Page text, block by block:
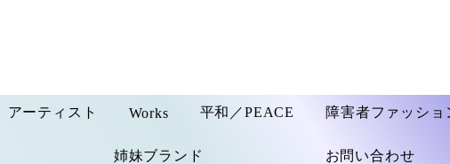
アーティスト Works 平和／PEACE 障害者ファッショ
姉妹ブランド お問い合わせ